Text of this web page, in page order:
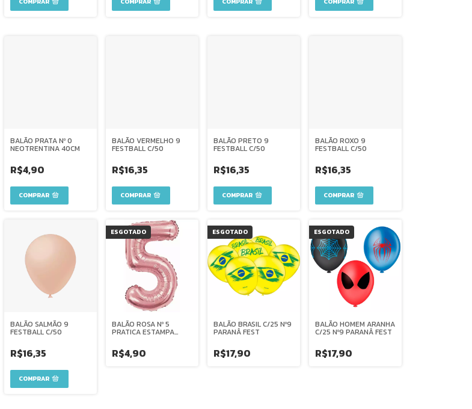
BALÃO PRATA Nº 0
NEOTRENTINA 40CM
R$4,90
BALÃO VERMELHO 9
FESTBALL C/50
R$16,35
BALÃO PRETO 9
FESTBALL C/50
R$16,35
BALÃO ROXO 9
FESTBALL C/50
R$16,35
BALÃO SALMÃO 9
FESTBALL C/50
R$16,35
ESGOTADO
BALÃO ROSA Nº 5
PRATICA ESTAMPA
R$4,90
ESGOTADO
BALÃO BRASIL C/25 Nº9
PARANÂ FEST
R$17,90
ESGOTADO
BALÃO HOMEM ARANHA
C/25 Nº9 PARANÂ FEST
R$17,90